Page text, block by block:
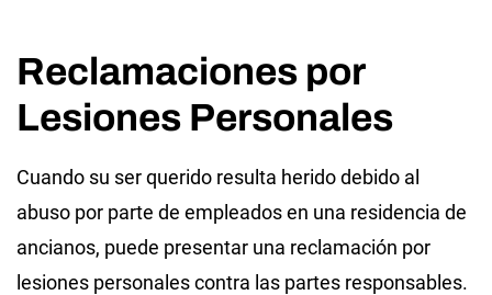
Reclamaciones por
Lesiones Personales
Cuando su ser querido resulta herido debido al
abuso por parte de empleados en una residencia de
ancianos, puede presentar una reclamación por
lesiones personales contra las partes responsables.